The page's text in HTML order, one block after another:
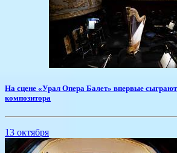
На сцене «Урал Опера Балет» впервые
композитора
13 октября